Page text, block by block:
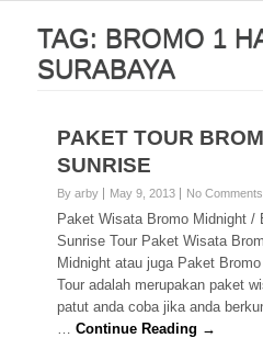
TAG: BROMO 1
SURABAYA
PAKET TOUR
SUNRISE
By arby May 9, 2013 No Comments
Paket Wisata Bromo Midnight /
Sunrise Tour Paket Wisata
Midnight atau juga Paket
Tour adalah merupakan paket
patut anda coba jika anda
…Continue Reading →